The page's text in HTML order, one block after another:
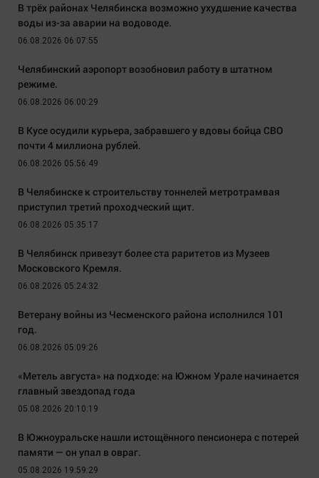
В трёх районах Челябинска возможно ухудшение качества
воды из-за аварии на водоводе.
06.08.2026 06:07:55
Челябинский аэропорт возобновил работу в штатном
режиме.
06.08.2026 06:00:29
В Кусе осудили курьера, забравшего у вдовы бойца СВО
почти 4 миллиона рублей.
06.08.2026 05:56:49
В Челябинске к строительству тоннелей метротрамвая
приступил третий проходческий щит.
06.08.2026 05:35:17
В Челябинск привезут более ста раритетов из Музеев
Московского Кремля.
06.08.2026 05:24:32
Ветерану войны из Чесменского района исполнился 101
год.
06.08.2026 05:09:26
«Метель августа» на подходе: на Южном Урале начинается
главный звездопад года
05.08.2026 20:10:19
В Южноуральске нашли истощённого пенсионера с потерей
памяти — он упал в овраг.
05.08.2026 19:59:29